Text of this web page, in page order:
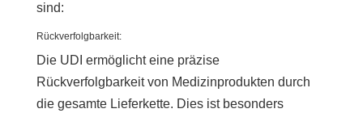
sind:
Rückverfolgbarkeit:
Die UDI ermöglicht eine präzise
Rückverfolgbarkeit von Medizinprodukten durch
die gesamte Lieferkette. Dies ist besonders